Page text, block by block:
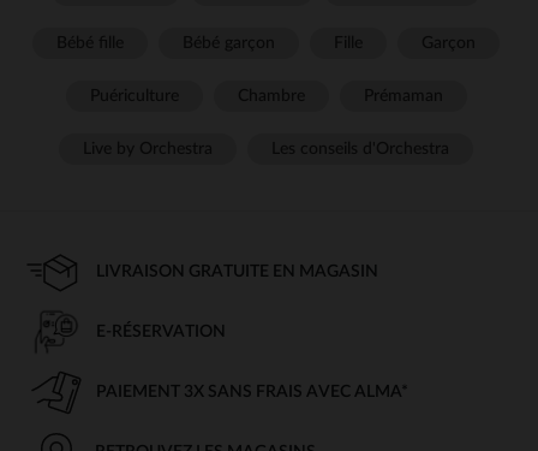
LIVRAISON GRATUITE EN MAGASIN
E-RÉSERVATION
PAIEMENT 3X SANS FRAIS AVEC ALMA*